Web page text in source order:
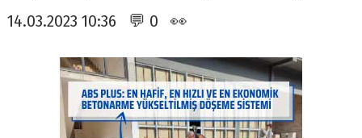
14.03.2023 10:36 💬 0 👀